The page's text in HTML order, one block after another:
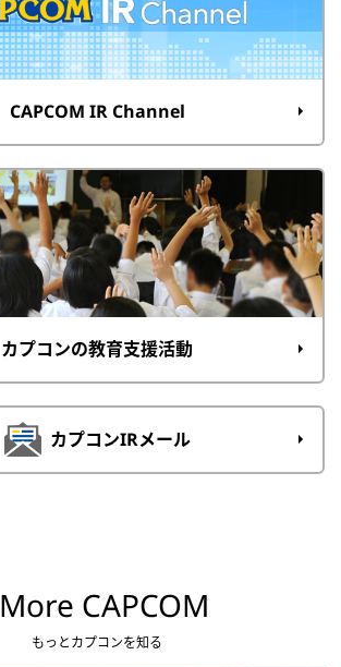
CAPCOM IR Channel
カプコンの教育支援活動
カプコンIRメール
More CAPCOM
もっとカプコンを知る